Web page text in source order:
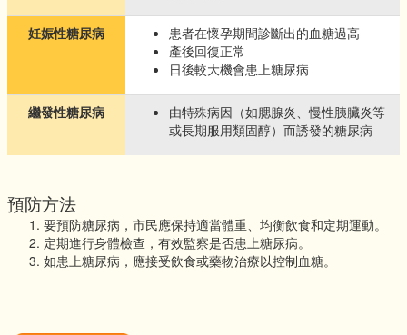
妊娠性糖尿病
患者在懷孕期間診斷出的血糖過高
產後回復正常
日後較大機會患上糖尿病
繼發性糖尿病
由特殊病因（如腮腺炎、慢性胰臟炎等
或長期服用類固醇）而誘發的糖尿病
預防方法
要預防糖尿病，市民應保持適當體重、均衡飲食和定期運動。
定期進行身體檢查，有效監察是否患上糖尿病。
如患上糖尿病，應接受飲食或藥物治療以控制血糖。